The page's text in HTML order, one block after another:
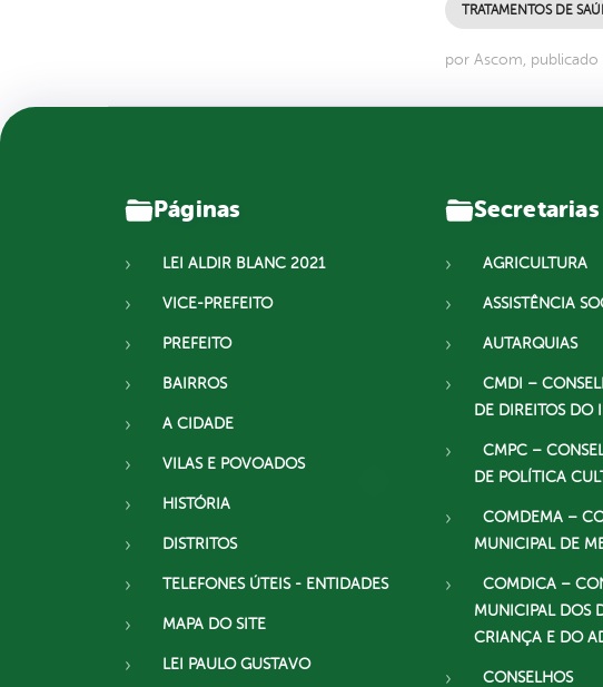
TRATAMENTOS DE
por Ascom,
Páginas
LEI ALDIR BLANC 2021
VICE-PREFEITO
PREFEITO
BAIRROS
A CIDADE
VILAS E POVOADOS
HISTÓRIA
DISTRITOS
TELEFONES ÚTEIS - ENTIDADES
MAPA DO SITE
LEI PAULO GUSTAVO
AGRICULTURA
ASSISTÊNCIA
AUTARQUIAS
CMDI –
DE DIREITOS DO
CMPC –
DE POLÍTICA
COMDEMA –
MUNICIPAL DE
COMDICA –
MUNICIPAL DOS
CRIANÇA E DO
CONSELHOS